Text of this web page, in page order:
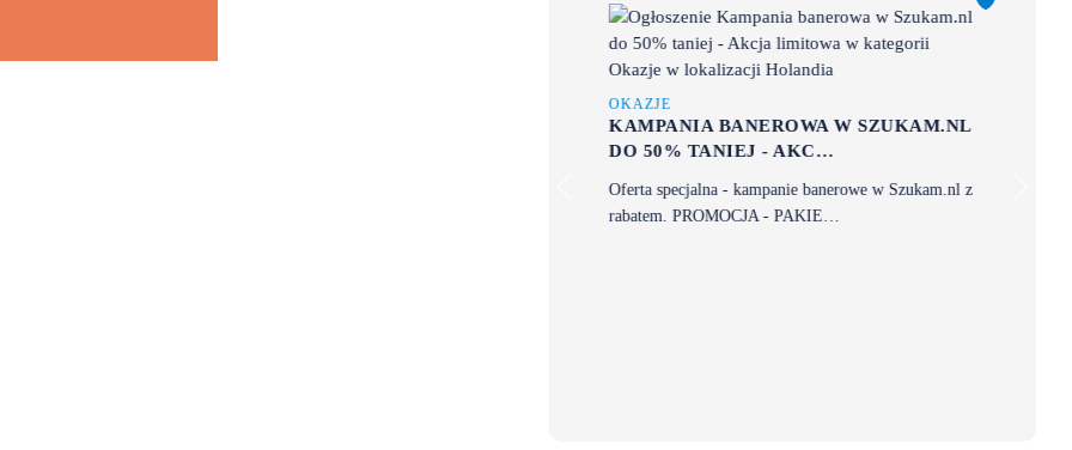
OKAZJE
KAMPANIA BANEROWA W SZUKAM.NL
DO 50% TANIEJ - AKC…
Oferta specjalna - kampanie banerowe w Szukam.nl z
rabatem. PROMOCJA - PAKIE…